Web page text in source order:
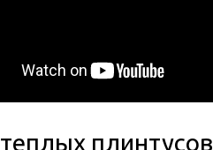
плинтусов